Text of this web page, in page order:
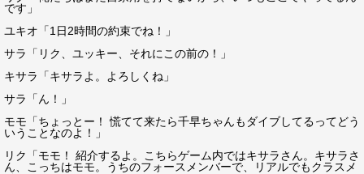
です」
ユキオ「1日2時間の約束でね！」
サラ「リク、ユッキー、それにこの前の！」
キサラ「キサラよ。よろしくね」
サラ「ん！」
モモ「ちょっとー！ 慌てて来たら千早ちゃんもダイブしてるってどう
いうことなのよ！」
リク「モモ！ 紹介するよ。こちらゲーム内ではキサラさん。キサラさ
ん、こっちはモモ。うちのフォースメンバーで、リアルでもクラスメ